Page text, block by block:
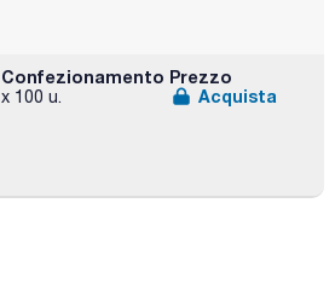
Confezionamento
x 100 u.
Prezzo
Acquista